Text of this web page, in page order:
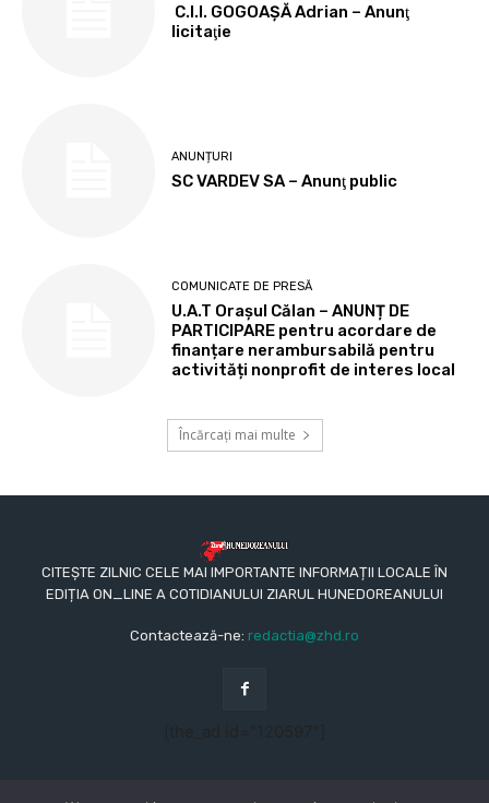
C.I.I. GOGOAŞĂ Adrian – Anunţ
licitaţie
ANUNȚURI
SC VARDEV SA – Anunţ public
COMUNICATE DE PRESĂ
U.A.T Orașul Călan – ANUNȚ DE
PARTICIPARE pentru acordare de
finanțare nerambursabilă pentru
activități nonprofit de interes local
Încărcați mai multe
CITEȘTE ZILNIC CELE MAI IMPORTANTE INFORMAȚII LOCALE ÎN
EDIȚIA ON_LINE A COTIDIANULUI ZIARUL HUNEDOREANULUI
Contactează-ne: redactia@zhd.ro